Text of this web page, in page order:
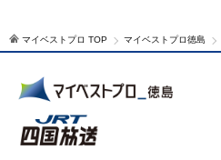
マイベストプロ TOP マイベストプロ徳島